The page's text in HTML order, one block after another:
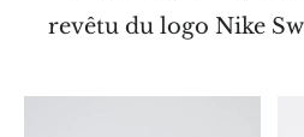
revêtu du logo Nike